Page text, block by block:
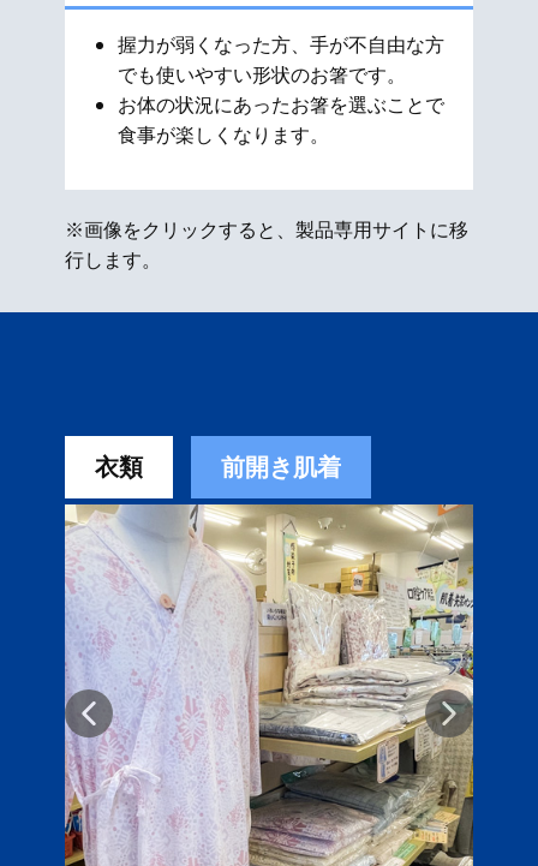
握力が弱くなった方、手が不自由な方
でも使いやすい形状のお箸です。
お体の状況にあったお箸を選ぶことで
食事が楽しくなります。
※画像をクリックすると、製品専用サイトに移
行します。
衣類 前開き肌着